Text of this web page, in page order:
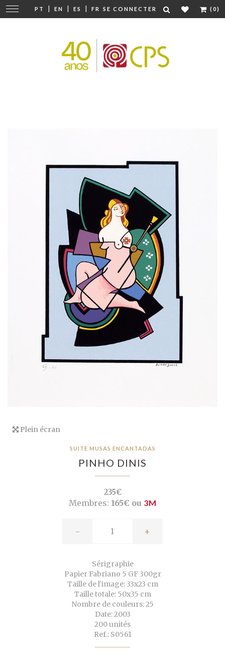
PT | EN | ES | FR SE CONNECTER (0)
Modifier
la
Plein écran
SUITE MUSAS ENCANTADAS
PINHO DINIS
235€
Membres: 165€ ou 3M
- +
Sérigraphie
Papier Fabriano 5 GF 300gr
Taille de l'image: 33x23 cm
Taille totale: 50x35 cm
Nombre de couleurs: 25
Date: 2003
200 unités
Ref.: S0561